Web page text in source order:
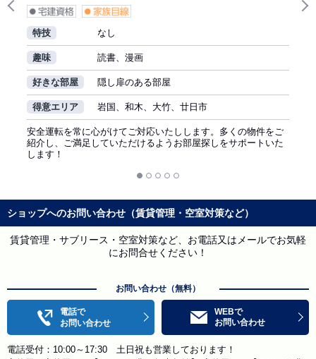
Previous
特技 なし
趣味 読書、漫画
好きな部屋 隠し扉のある部屋
得意エリア 岩国、和木、大竹、廿日市
安全運転を常に心がけてご対応いたしします。多くの物件をご
紹介し、ご満足していただけるようお部屋探しをサポートいた
します！
ショップへのお問い合わせ（賃貸管理・空室対策など）
賃貸管理・サブリース・空室対策など、お電話又はメールでお気軽
にお問合せください！
お問い合わせ（無料）
電話で
お問い合わせ
WEBで
お問い合わせ
電話受付：10:00～17:30 土日祝も営業しております！